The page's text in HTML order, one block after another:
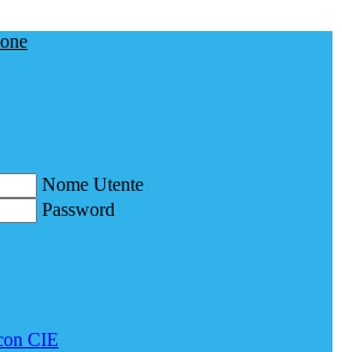
Nome Utente
Password
CIE